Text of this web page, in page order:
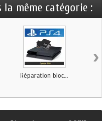
même catégorie :
Réparation bloc...
›